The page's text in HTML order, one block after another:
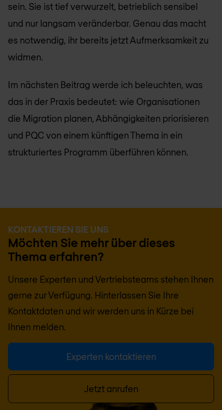
sein. Sie ist tief verwurzelt, betrieblich sensibel
und nur langsam veränderbar. Genau das macht
es notwendig, ihr bereits jetzt Aufmerksamkeit zu
widmen.
Im nächsten Beitrag werde ich beleuchten, was
das in der Praxis bedeutet: wie Organisationen
die Migration planen, Abhängigkeiten priorisieren
und PQC von einem künftigen Thema in ein
strukturiertes Programm überführen können.
KONTAKTIEREN SIE UNS
Möchten Sie mehr über dieses
Thema erfahren?
Unsere Experten und Vertriebsteams stehen Ihnen
gerne zur Verfügung. Hinterlassen Sie Ihre
Kontaktdaten und wir werden uns in Kürze bei
Ihnen melden.
Experten kontaktieren
Jetzt anrufen